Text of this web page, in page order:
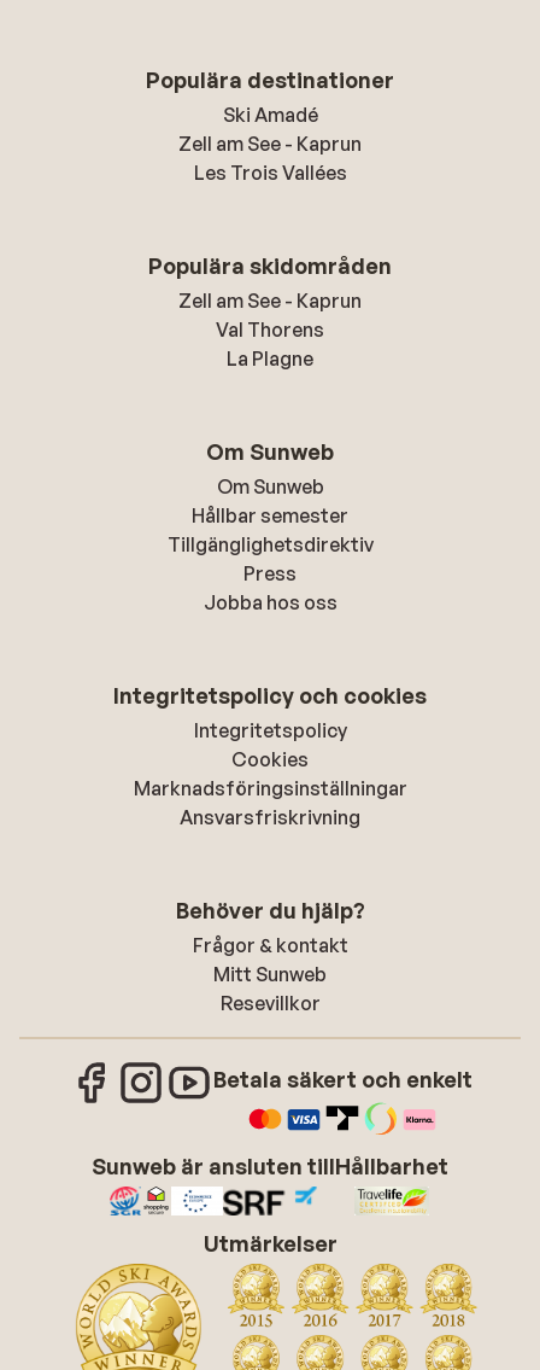
Populära destinationer
Ski Amadé
Zell am See - Kaprun
Les Trois Vallées
Populära skidområden
Zell am See - Kaprun
Val Thorens
La Plagne
Om Sunweb
Om Sunweb
Hållbar semester
Tillgänglighetsdirektiv
Press
Jobba hos oss
Integritetspolicy och cookies
Integritetspolicy
Cookies
Marknadsföringsinställningar
Ansvarsfriskrivning
Behöver du hjälp?
Frågor & kontakt
Mitt Sunweb
Resevillkor
Betala säkert och enkelt
Sunweb är ansluten tillHållbarhet
Utmärkelser